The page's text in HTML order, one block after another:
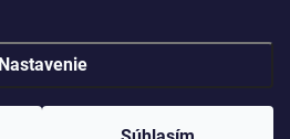
Nastavenie
. Všetky práva vyhradené.Upraviť